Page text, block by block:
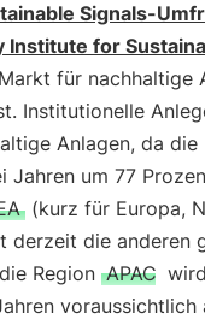
Signals-
Institute for
für nachhaltige
Institutionelle
Anlagen, da
Jahren um 77
(kurz für Europa,
die anderen
Region APAC
voraussichtlich